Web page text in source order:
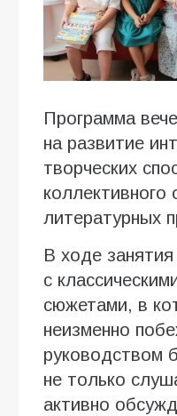
Программа
на развитие
творческих
коллективного
литературных
В ходе
с
сюжетами, в
неизменно
руководством
не только
активно